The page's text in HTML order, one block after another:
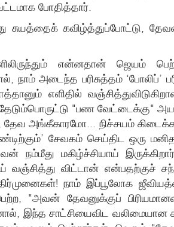
போதித்தார்.
சுயத்தைக் கவிழ்த்துப்போட்டு,
என்னதான் ஜெயம்
நாம் அடைந்த பரிசுத்தம்
எளிதில்
"பண வேட்டைக்கு"
அங்கீகாரமோ... நிச்சயம்
சேவகம் செய்திட ஒரு
நம்மீது மகிழ்ச்சியாய்
வஞ்சித்து விட்டான் என்பதற்குச்
நாம் இப்பூலோக
"அவன் தேவனுக்குப்
இந்த சாட்சியைவிட வலிமையான